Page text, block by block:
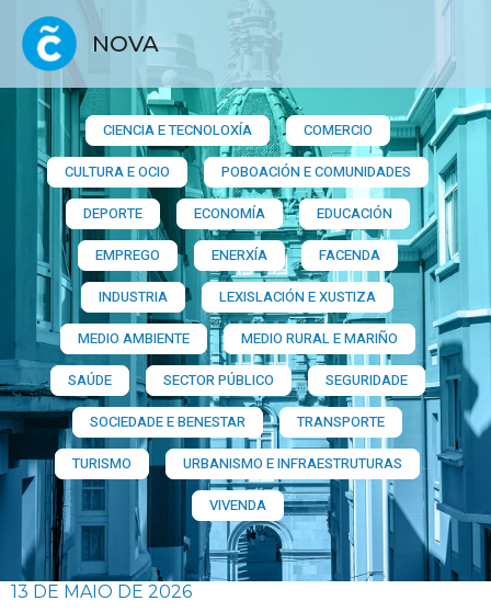
NOVA
CIENCIA E TECNOLOXÍA
COMERCIO
CULTURA E OCIO
POBOACIÓN E COMUNIDADES
DEPORTE
ECONOMÍA
EDUCACIÓN
EMPREGO
ENERXÍA
FACENDA
INDUSTRIA
LEXISLACIÓN E XUSTIZA
MEDIO AMBIENTE
MEDIO RURAL E MARIÑO
SAÚDE
SECTOR PÚBLICO
SEGURIDADE
SOCIEDADE E BENESTAR
TRANSPORTE
TURISMO
URBANISMO E INFRAESTRUTURAS
VIVENDA
13 DE MAIO DE 2026